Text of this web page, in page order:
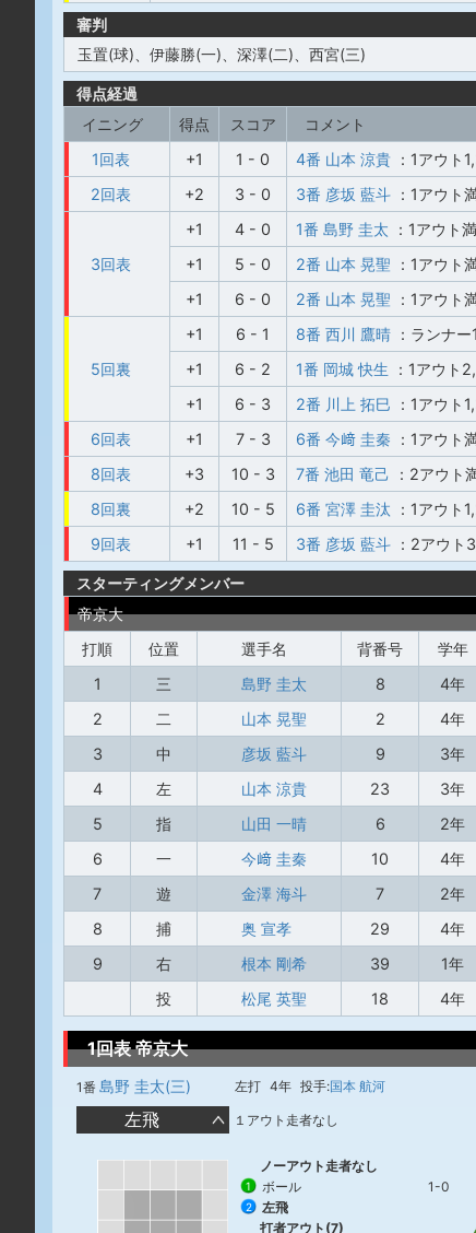
審判
玉置(球)、伊藤勝(一)、深澤(二)、西宮(三)
得点経過
イニング
得点 スコア
コメント
1回表
+1 1 - 0 4番 山本 涼貴 ：1アウト
2回表
+2 3 - 0 3番 彦坂 藍斗 ：1アウト
3回表
+1 4 - 0 1番 島野 圭太 ：1アウト
+1
5 - 0 2番 山本 晃聖 ：1アウト
+1
6 - 0 2番 山本 晃聖 ：1アウト
5回裏
+1 6 - 1 8番 西川 鷹晴 ：ランナ
+1
6 - 2 1番 岡城 快生 ：1アウト
+1
6 - 3 2番 川上 拓巳 ：1アウト
6回表
+1 7 - 3 6番 今﨑 圭秦 ：1アウト
8回表
+3 10 - 3 7番 池田 竜己 ：2アウト
8回裏
+2 10 - 5 6番 宮澤 圭汰 ：1アウト
9回表
+1 11 - 5 3番 彦坂 藍斗 ：2アウト
スターティングメンバー
帝京大
打順
位置 選手名 背番号 学年
1
三 島野 圭太 8 4年
2
二 山本 晃聖 2 4年
3
中 彦坂 藍斗 9 3年
4
左 山本 涼貴 23 3年
5
指 山田 一晴 6 2年
6
一 今﨑 圭秦 10 4年
7
遊 金澤 海斗 7 2年
8
捕 奥 宣孝 29 4年
9
右 根本 剛希 39 1年
投
松尾 英聖 18 4年
1回表 帝京大
1番 島野 圭太(三) 左打 4年 投手:国本 航河
左飛 １アウト走者なし
ノーアウト走者なし
1 ボール 1-0
2
左飛
打者アウト(7)